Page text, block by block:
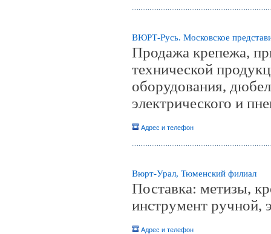
ВЮРТ-Русь. Московское
Продажа крепежа,
технической
оборудования,
электрического и
Адрес и телефон
Вюрт-Урал, Тюменский филиал
Поставка: метизы,
инструмент ручной,
Адрес и телефон